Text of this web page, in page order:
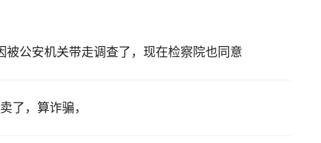
被公安机关带走调查了，现在检察院也同意
了，算诈骗，